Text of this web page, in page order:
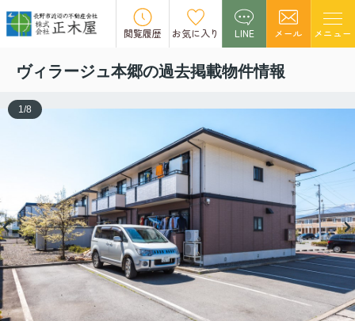
閲覧履歴 お気に入り LINE メール メニュー
この物件の募集は終了しました。
ヴィラージュ本郷の過去掲載物件情報
1/8